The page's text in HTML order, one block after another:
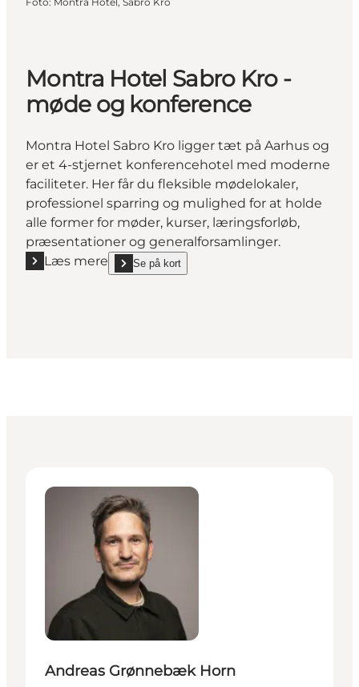
Montra Hotel Sabro Kro -
møde og konference
Montra Hotel Sabro Kro ligger tæt på Aarhus og
er et 4-stjernet konferencehotel med moderne
faciliteter. Her får du fleksible mødelokaler,
professionel sparring og mulighed for at holde
alle former for møder, kurser, læringsforløb,
præsentationer og generalforsamlinger.
Læs mere
Læs mere "Montra Hotel Sabro Kro - møde og
Se på kort
show Montra Hotel Sabro Kro - møde og konference
Andreas Grønnebæk Horn